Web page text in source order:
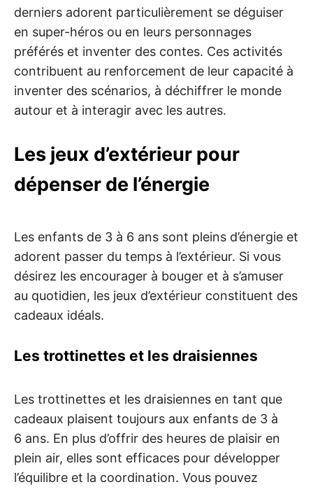
derniers adorent particulièrement se déguiser
en super-héros ou en leurs personnages
préférés et inventer des contes. Ces activités
contribuent au renforcement de leur capacité à
inventer des scénarios, à déchiffrer le monde
autour et à interagir avec les autres.
Les jeux d’extérieur pour
dépenser de l’énergie
Les enfants de 3 à 6 ans sont pleins d’énergie et
adorent passer du temps à l’extérieur. Si vous
désirez les encourager à bouger et à s’amuser
au quotidien, les jeux d’extérieur constituent des
cadeaux idéals.
Les trottinettes et les draisiennes
Les trottinettes et les draisiennes en tant que
cadeaux plaisent toujours aux enfants de 3 à
6 ans. En plus d’offrir des heures de plaisir en
plein air, elles sont efficaces pour développer
l’équilibre et la coordination. Vous pouvez